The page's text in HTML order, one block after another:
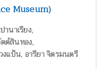
Museum)
นาเรียง,
ต์สินทอง,
งแป้น, อารียา จิตรมนตรี